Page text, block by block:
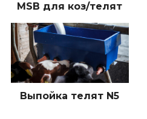
MSB для коз/телят
Выпойка телят N5